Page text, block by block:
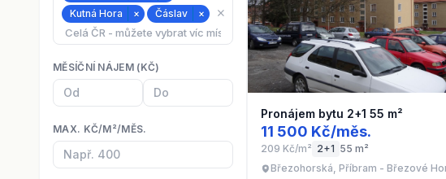
Kutná Hora
× Čáslav × ⨯
MĚSÍČNÍ NÁJEM (KČ)
MAX. KČ/M²/MĚS.
Pronájem bytu 2+1 55 m²
11 500 Kč/měs.
209 Kč/m² 2+1 55 m²
Březohorská, Příbram - Březové